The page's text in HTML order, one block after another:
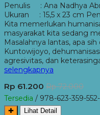
Penulis : Ana Nadhya
Ukuran : 15,5 x 23 cm
Kita memerlukan
masyarakat kita sedang
Masalahnya lantas, apa
Kuntowijoyo,
agresivitas, dan
selengkapnya
Rp 61.200 Rp 72.000
Tersedia / 978-623-359-
✚ Lihat Detail